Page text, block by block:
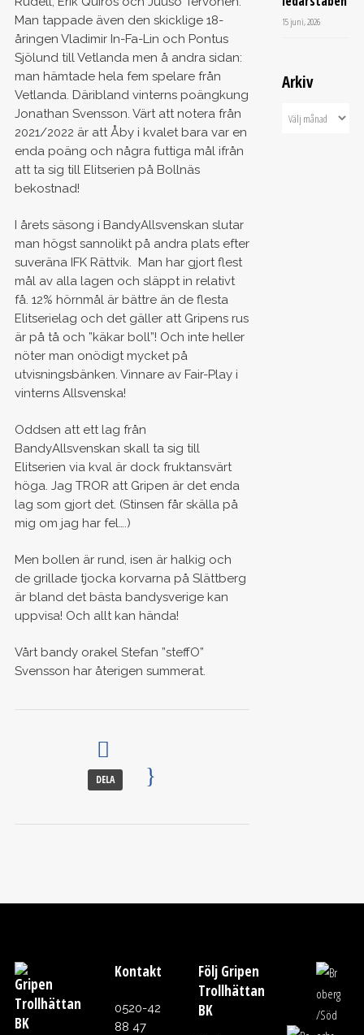
Man tappade även den skicklige 18-
åringen Vladimir In-Fa-Lin och Pontus
Sjölund till Vetlanda men å andra sidan:
man hämtade hela fem spelare från
Vetlanda. Däribland vinterns poängkung
Jonathan Svensson. Värt att notera från
2021/2022 är att Åby i kvalet bara var en
enda poäng och några futtiga mål ifrån
att ta sig till Elitserien på Bollnäs
bekostnad!
I årets säsong i BandyAllsvenskan slutar
man högst sannolikt på andra plats efter
suveräna IFK Rättvik. Man har gjort flest
mål av alla lagen och släppt in relativt
få. 12% hörnmål är bättre än de flesta
Elitserielag och det gäller att Gripens rus
är på tå och ”käkar boll”! Och inte heller
nöter man onödigt mycket på
utvisningsbänken. Vinnare av Fair-Play i
vinterns Allsvenska!
Oddsen att ett lag från
BandyAllsvenskan skall ta sig till
Elitserien via kval är dock fruktansvärt
höga. Jag TROR att Gripen är det enda
lag som gjort det. (Stinsen får skälla på
mig om jag har fel….)
Men bollen är rund, isen är halkig och
de grillade tjocka korvarna på Slättberg
är bland det bästa bandysverige kan
uppvisa! Och allt kan hända!
Vårt bandy orakel Stefan ”steffO”
Svensson har återigen summerat.
DELA
15 juni, 2026
Arkiv
Gripen
Trollhättan
BK
Kontakt
0520-42
88 47
Följ Gripen
Trollhättan
BK